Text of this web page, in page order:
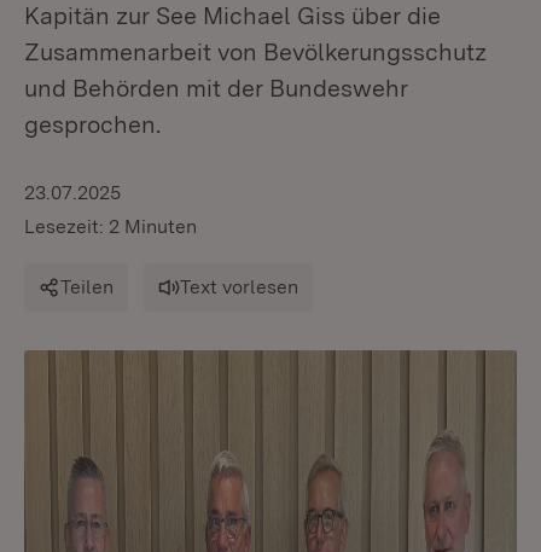
Kapitän zur See Michael Giss über die
Zusammenarbeit von Bevölkerungsschutz
und Behörden mit der Bundeswehr
gesprochen.
23.07.2025
Lesezeit: 2 Minuten
Teilen Text vorlesen